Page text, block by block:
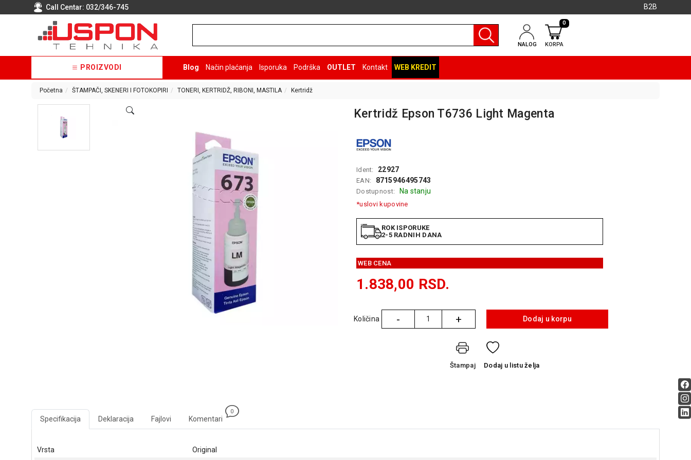
Call Centar: 032/346-745 B2B
NALOG KORPA
0
PROIZVODI Blog Način plaćanja Isporuka Podrška OUTLET Kontakt WEB KREDIT
Početna ŠTAMPAČI, SKENERI I FOTOKOPIRI TONERI, KERTRIDŽ, RIBONI, MASTILA Kertridž
Kertridž Epson T6736 Light Magenta
Ident: 22927
EAN: 8715946495743
Dostupnost: Na stanju
*uslovi kupovine
ROK ISPORUKE
2-5 RADNIH DANA
WEB CENA
1.838,00 RSD.
Količina - + Dodaj u korpu
Štampaj Dodaj u listu želja
Specifikacija Deklaracija Fajlovi Komentari
0
Vrsta Original